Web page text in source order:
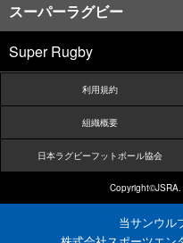
スーパーラグビー
Super Rugby
利用規約
組織概要
日本ラグビーフットボール協会
当サンウル